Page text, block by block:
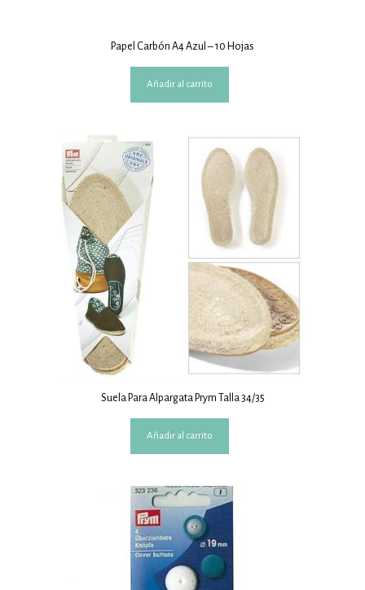
Papel Carbón A4 Azul – 10 Hojas
Añadir al carrito
Suela Para Alpargata Prym Talla 34/35
Añadir al carrito